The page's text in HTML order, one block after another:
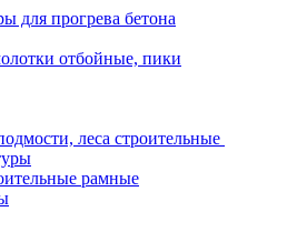
для прогрева бетона
отбойные, пики
леса строительные
рамные